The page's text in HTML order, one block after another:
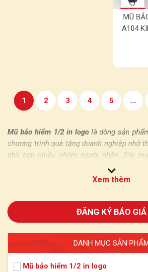
MŨ
A104
1 2 3 4 5 ...
Mũ bảo hiểm 1/2 in logolà dòng sản
chương trình quà tặng doanh nghiệp nhờ
phù hợp nhiều nhóm người nhận. Tùy
doanh nghiệp có thể chọn mũ không
lưỡi trai hoặc kính phi công.
ASAMA Helmet là xưởng sản
in logo cho doanh nghiệp theo
vào giải pháp quà tặng
cung cấp mũ bảo hiểm 1/2 số
Mũ bảo hiểm 1/2 in logo là gì?
Xem thêm
ĐĂNG KÝ BÁO GIÁ
DANH MỤC SẢN
Mũ bảo hiểm 1/2 in logo